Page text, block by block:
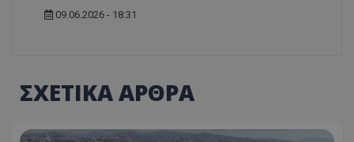
09.06.2026 - 18:31
ΣΧΕΤΙΚΑ ΑΡΘΡΑ